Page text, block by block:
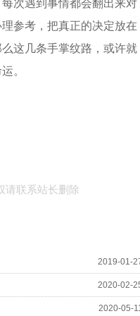
次遇到事情都会翻出来对
参考，把真正的决定放在
这几条手掌纹路，或许就
。
请联系站长删除
2019-01-
2020-02-
2020-05-